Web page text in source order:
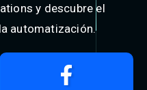
y descubre el
automatización.​